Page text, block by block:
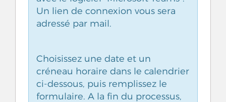
Un lien de connexion vous sera
adressé par mail.
Choisissez une date et un
créneau horaire dans le calendrier
ci-dessous, puis remplissez le
formulaire. A la fin du processus,